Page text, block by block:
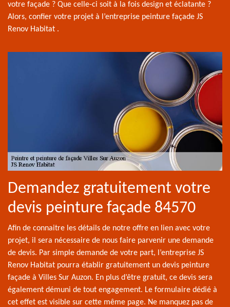
votre façade ? Que celle-ci soit à la fois design et éclatante ?
Alors, confier votre projet à l’entreprise peinture façade JS
Renov Habitat .
Demandez gratuitement votre
devis peinture façade 84570
Afin de connaitre les détails de notre offre en lien avec votre
projet, il sera nécessaire de nous faire parvenir une demande
de devis. Par simple demande de votre part, l’entreprise JS
Renov Habitat pourra établir gratuitement un devis peinture
façade à Villes Sur Auzon. En plus d’être gratuit, ce devis sera
également démuni de tout engagement. Le formulaire dédié à
cet effet est visible sur cette même page. Ne manquez pas de